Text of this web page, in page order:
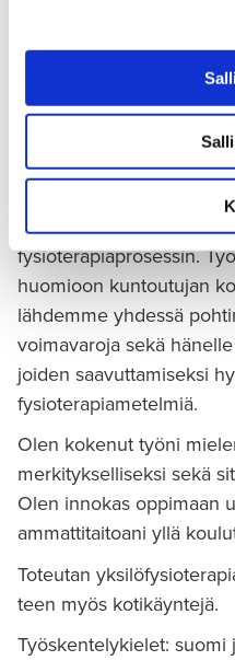
olen erikoistunut
liikuntaelimistön
Valmistuttuani
yksityisellä että julkisella
kuitenkin viihtyväni
koska koin pystyväni
näkemään koko
fysioterapiaprosessin.
huomioon kuntoutujan
lähdemme yhdessä
voimavaroja sekä
joiden saavuttamiseksi
fysioterapiametelmiä.
Olen kokenut työni
merkitykselliseksi sekä
Olen innokas oppimaan
ammattitaitoani yllä
Toteutan
teen myös kotikäyntejä.
Työskentelykielet: suomi